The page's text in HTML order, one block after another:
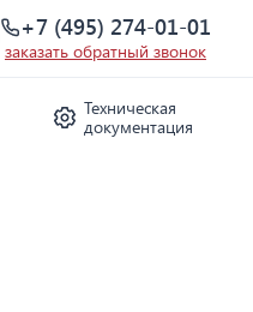
+7 (495) 274-01-01
заказать обратный звонок
Техническая
документация